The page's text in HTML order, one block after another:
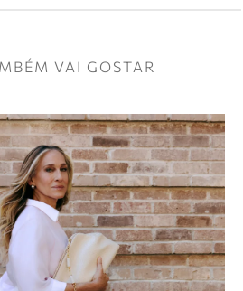
VAI GOSTAR